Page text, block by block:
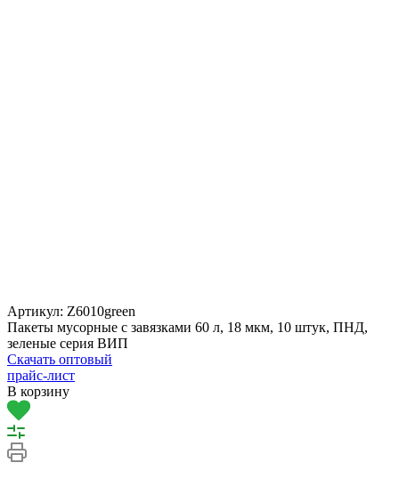
Артикул: Z6010green
Пакеты мусорные с завязками 60 л, 18 мкм, 10 штук, ПНД,
зеленые серия ВИП
Скачать оптовый
прайс-лист
В корзину